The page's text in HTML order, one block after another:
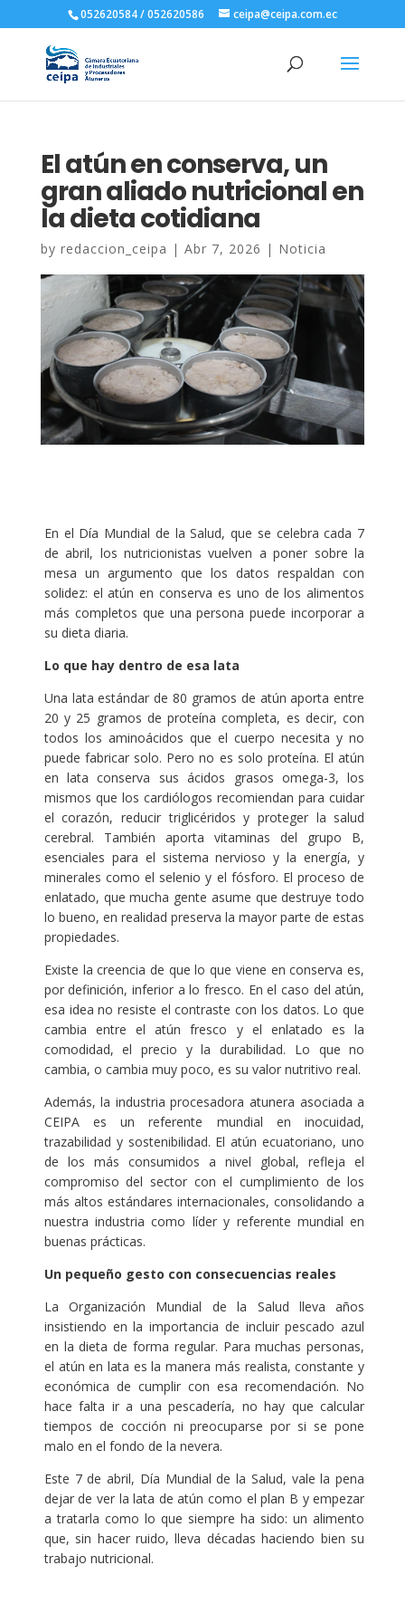
052620584 / 052620586 ceipa@ceipa.com.ec
El atún en conserva, un
gran aliado nutricional en
la dieta cotidiana
by redaccion_ceipa | Abr 7, 2026 | Noticia
En el Día Mundial de la Salud, que se celebra cada 7
de abril, los nutricionistas vuelven a poner sobre la
mesa un argumento que los datos respaldan con
solidez: el atún en conserva es uno de los alimentos
más completos que una persona puede incorporar a
su dieta diaria.
Lo que hay dentro de esa lata
Una lata estándar de 80 gramos de atún aporta entre
20 y 25 gramos de proteína completa, es decir, con
todos los aminoácidos que el cuerpo necesita y no
puede fabricar solo. Pero no es solo proteína. El atún
en lata conserva sus ácidos grasos omega-3, los
mismos que los cardiólogos recomiendan para cuidar
el corazón, reducir triglicéridos y proteger la salud
cerebral. También aporta vitaminas del grupo B,
esenciales para el sistema nervioso y la energía, y
minerales como el selenio y el fósforo. El proceso de
enlatado, que mucha gente asume que destruye todo
lo bueno, en realidad preserva la mayor parte de estas
propiedades.
Existe la creencia de que lo que viene en conserva es,
por definición, inferior a lo fresco. En el caso del atún,
esa idea no resiste el contraste con los datos. Lo que
cambia entre el atún fresco y el enlatado es la
comodidad, el precio y la durabilidad. Lo que no
cambia, o cambia muy poco, es su valor nutritivo real.
Además, la industria procesadora atunera asociada a
CEIPA es un referente mundial en inocuidad,
trazabilidad y sostenibilidad. El atún ecuatoriano, uno
de los más consumidos a nivel global, refleja el
compromiso del sector con el cumplimiento de los
más altos estándares internacionales, consolidando a
nuestra industria como líder y referente mundial en
buenas prácticas.
Un pequeño gesto con consecuencias reales
La Organización Mundial de la Salud lleva años
insistiendo en la importancia de incluir pescado azul
en la dieta de forma regular. Para muchas personas,
el atún en lata es la manera más realista, constante y
económica de cumplir con esa recomendación. No
hace falta ir a una pescadería, no hay que calcular
tiempos de cocción ni preocuparse por si se pone
malo en el fondo de la nevera.
Este 7 de abril, Día Mundial de la Salud, vale la pena
dejar de ver la lata de atún como el plan B y empezar
a tratarla como lo que siempre ha sido: un alimento
que, sin hacer ruido, lleva décadas haciendo bien su
trabajo nutricional.